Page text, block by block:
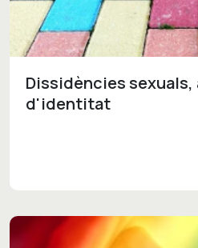
Dissidències
d'identitat